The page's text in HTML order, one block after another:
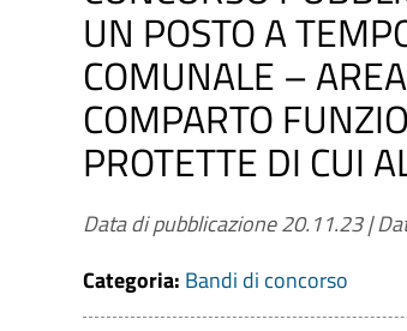
UN POSTO A
COMUNALE –
COMPARTO
PROTETTE DI CUI
Data di pubblicazione 20.11.23|
Categoria: Bandi di concorso